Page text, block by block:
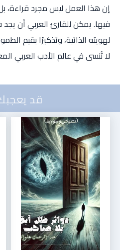
إن هذا العمل ليس مجرد قراءة،
فيها. يمكن للقارئ العربي أن
لهويته الذاتية، وتذكيرًا بقيم
لا تُنسى في عالم الأدب العربي
قد